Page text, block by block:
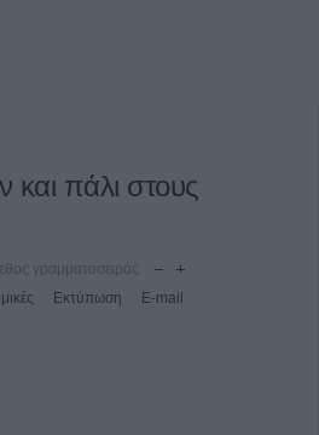
πάλι στους
γραμματοσειράς
Εκτύπωση E-mail